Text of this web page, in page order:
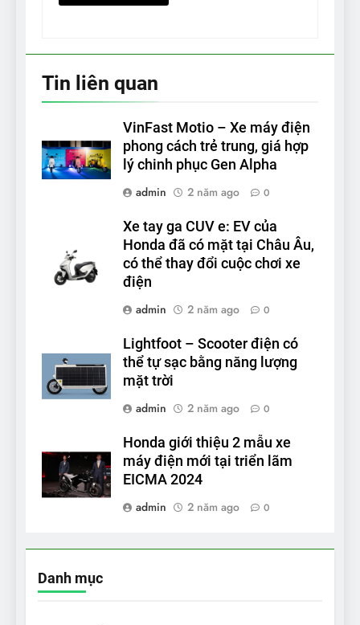
Tin liên quan
VinFast Motio – Xe máy điện
phong cách trẻ trung, giá hợp
lý chinh phục Gen Alpha
admin
2 năm ago 0
Xe tay ga CUV e: EV của
Honda đã có mặt tại Châu Âu,
có thể thay đổi cuộc chơi xe
điện
admin
2 năm ago 0
Lightfoot – Scooter điện có
thể tự sạc bằng năng lượng
mặt trời
admin
2 năm ago 0
Honda giới thiệu 2 mẫu xe
máy điện mới tại triển lãm
EICMA 2024
admin
2 năm ago 0
Danh mục